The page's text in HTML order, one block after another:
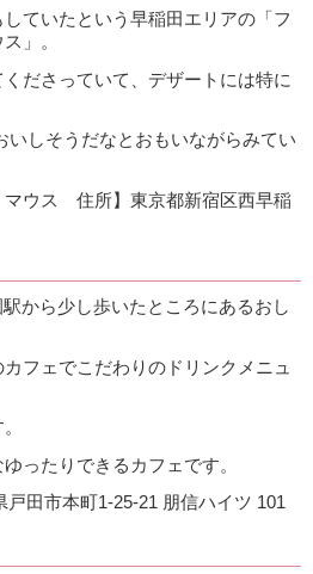
ていたという早稲田エリアの「フ
」。
ださっていて、デザートには特に
いしそうだなとおもいながらみてい
マウス 住所】東京都新宿区西早稲
駅から少し歩いたところにあるおし
フェでこだわりのドリンクメニュ
ったりできるカフェです。
戸田市本町1-25-21 朋信ハイツ 101